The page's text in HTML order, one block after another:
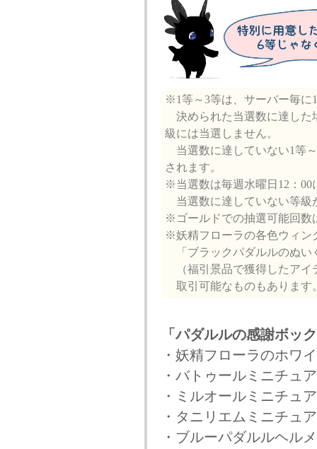
※1等～3等は、サーバー毎に
決められた当選数に達した
級には当選しません。
当選数に達していない1等
されます。
※当選数は毎週水曜日12：00
当選数に達していない等級
※ゴールドでの抽選可能回数
※妖精フローラの各色ウィン
「ブラックパダルルのぬい
（福引景品で獲得したアイ
取引可能なものもあります
「パダルルの感謝ボッ
・妖精フローラのホワ
・バトゥールミニチュア
・ミルオールミニチュア
・タニリエムミニチュア
・ブルーパダルルヘル